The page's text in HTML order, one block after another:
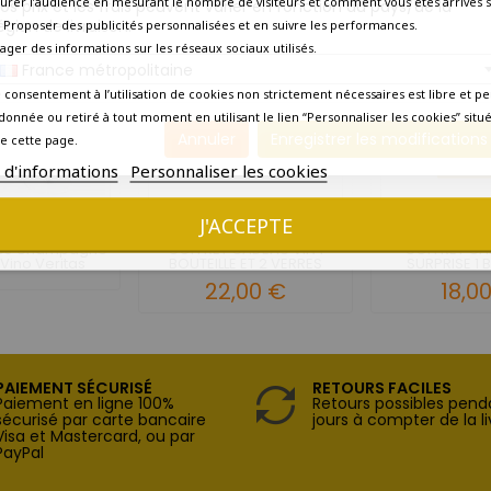
prix et les frais peuvent varier en fonction du pays/de la
de livraison.
Annuler Enregistrer les modifications
Champagne
Veritas
COFFRET CADEAU VIN 1
22,00 €
COFFRET
SURPRISE 1
SÉCURISÉ
en ligne 100%
par carte bancaire
et Mastercard, ou par
RETOURS FACILES
Retours possibles
jours à compter de la
Proposer des publicités personnalisées et en suivre les performances.
des informations sur les réseaux sociaux utilisés.
consentement à l’utilisation de cookies non strictement nécessaires est libre et
ou retiré à tout moment en utilisant le lien “Personnaliser les cookies”
cette page.
d'informations Personnaliser les cookies
J'ACCEPTE